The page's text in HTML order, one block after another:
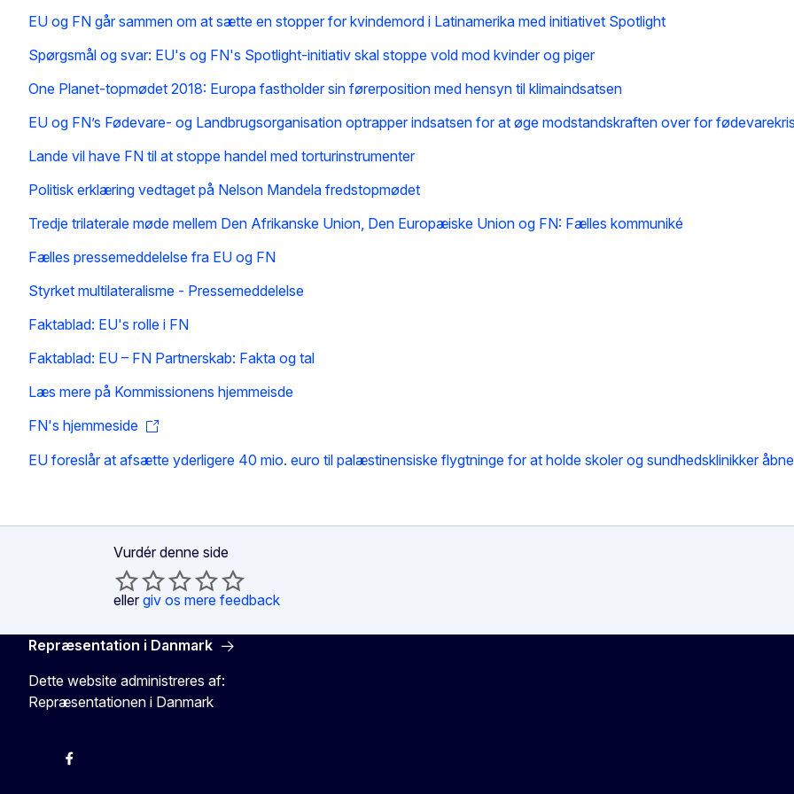
EU og FN går sammen om at sætte en stopper for kvindemord i Latinamerika med initiativet Spotlight
Spørgsmål og svar: EU's og FN's Spotlight-initiativ skal stoppe vold mod kvinder og piger
One Planet-topmødet 2018: Europa fastholder sin førerposition med hensyn til klimaindsatsen
EU og FN’s Fødevare- og Landbrugsorganisation optrapper indsatsen for at øge modstandskraften over for
Lande vil have FN til at stoppe handel med torturinstrumenter
Politisk erklæring vedtaget på Nelson Mandela fredstopmødet
Tredje trilaterale møde mellem Den Afrikanske Union, Den Europæiske Union og FN: Fælles kommuniké
Fælles pressemeddelelse fra EU og FN
Styrket multilateralisme - Pressemeddelelse
Faktablad: EU's rolle i FN
Faktablad: EU – FN Partnerskab: Fakta og tal
Læs mere på Kommissionens hjemmeisde
FN's hjemmeside
EU foreslår at afsætte yderligere 40 mio. euro til palæstinensiske flygtninge for at holde skoler og sundhedsklinikker åbne
Vurdér denne side
eller giv os mere feedback
Repræsentation i Danmark
Dette website administreres af:
Repræsentationen i Danmark